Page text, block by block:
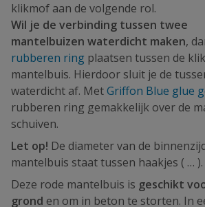
klikmof aan de volgende rol.
Wil je de verbinding tussen twee
mantelbuizen waterdicht maken,
rubberen ring plaatsen tussen de
mantelbuis. Hierdoor sluit je de
waterdicht af. MetGriffon Blue glue
rubberen ring gemakkelijk over de
schuiven.
Let op! De diameter van de
mantelbuis staat tussen haakjes ( … ).
Deze rode mantelbuis is geschikt
grond en om in beton te storten. In